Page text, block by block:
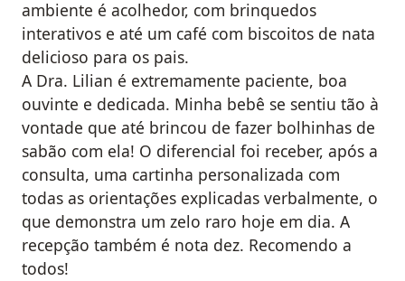
ambiente é acolhedor, com brinquedos
interativos e até um café com biscoitos de nata
delicioso para os pais.
A Dra. Lilian é extremamente paciente, boa
ouvinte e dedicada. Minha bebê se sentiu tão à
vontade que até brincou de fazer bolhinhas de
sabão com ela! O diferencial foi receber, após a
consulta, uma cartinha personalizada com
todas as orientações explicadas verbalmente, o
que demonstra um zelo raro hoje em dia. A
recepção também é nota dez. Recomendo a
todos!